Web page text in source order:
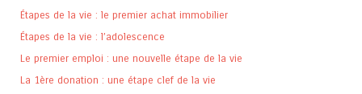
Étapes de la vie : le premier achat immobilier
Étapes de la vie : l’adolescence
Le premier emploi : une nouvelle étape de la vie
La 1ère donation : une étape clef de la vie